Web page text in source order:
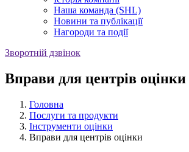
Наша команда (SHL)
Новини та публікації
Нагороди та події
Зворотній дзвінок
Вправи для центрів оцінки
Головна
Послуги та продукти
Інструменти оцінки
Вправи для центрів оцінки